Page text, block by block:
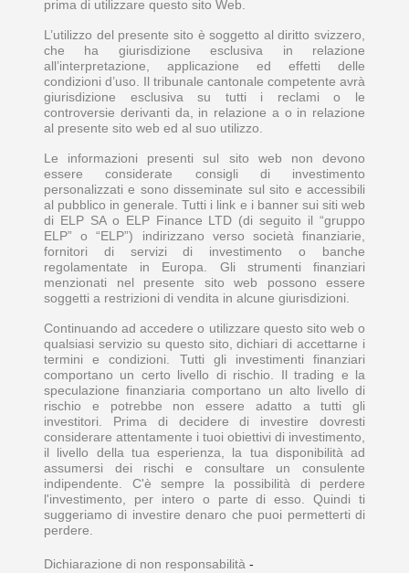
prima di utilizzare questo sito Web.
L’utilizzo del presente sito è soggetto al diritto svizzero,
che ha giurisdizione esclusiva in relazione
all’interpretazione, applicazione ed effetti delle
condizioni d’uso. Il tribunale cantonale competente avrà
giurisdizione esclusiva su tutti i reclami o le
controversie derivanti da, in relazione a o in relazione
al presente sito web ed al suo utilizzo.
Le informazioni presenti sul sito web non devono
essere considerate consigli di investimento
personalizzati e sono disseminate sul sito e accessibili
al pubblico in generale. Tutti i link e i banner sui siti web
di ELP SA o ELP Finance LTD (di seguito il “gruppo
ELP” o “ELP”) indirizzano verso società finanziarie,
fornitori di servizi di investimento o banche
regolamentate in Europa. Gli strumenti finanziari
menzionati nel presente sito web possono essere
soggetti a restrizioni di vendita in alcune giurisdizioni.
Continuando ad accedere o utilizzare questo sito web o
qualsiasi servizio su questo sito, dichiari di accettarne i
termini e condizioni. Tutti gli investimenti finanziari
comportano un certo livello di rischio. Il trading e la
speculazione finanziaria comportano un alto livello di
rischio e potrebbe non essere adatto a tutti gli
investitori. Prima di decidere di investire dovresti
considerare attentamente i tuoi obiettivi di investimento,
il livello della tua esperienza, la tua disponibilità ad
assumersi dei rischi e consultare un consulente
indipendente. C'è sempre la possibilità di perdere
l'investimento, per intero o parte di esso. Quindi ti
suggeriamo di investire denaro che puoi permetterti di
perdere.
Dichiarazione di non responsabilità -